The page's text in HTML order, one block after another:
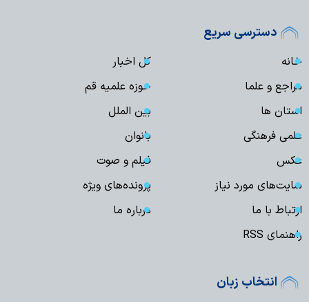
دسترسی سریع
خانه
کل اخبار
مراجع و علما
حوزه علمیه قم
استان ها
بین الملل
علمی فرهنگی
بانوان
عکس
فیلم و صوت
سایت‌های مورد نیاز
پرونده‌های ویژه
ارتباط با ما
درباره ما
راهنمای RSS
انتخاب زبان